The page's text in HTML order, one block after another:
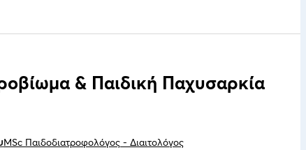
& Παιδική Παχυσαρκία
MSc Παιδοδιατροφολόγος - Διαιτολόγος